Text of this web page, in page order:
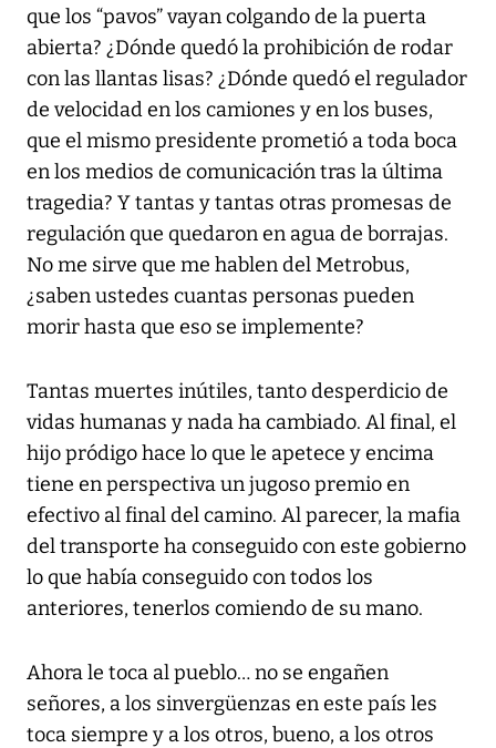
que los “pavos” vayan colgando de la puerta
abierta? ¿Dónde quedó la prohibición de rodar
con las llantas lisas? ¿Dónde quedó el regulador
de velocidad en los camiones y en los buses,
que el mismo presidente prometió a toda boca
en los medios de comunicación tras la última
tragedia? Y tantas y tantas otras promesas de
regulación que quedaron en agua de borrajas.
No me sirve que me hablen del Metrobus,
¿saben ustedes cuantas personas pueden
morir hasta que eso se implemente?
Tantas muertes inútiles, tanto desperdicio de
vidas humanas y nada ha cambiado. Al final, el
hijo pródigo hace lo que le apetece y encima
tiene en perspectiva un jugoso premio en
efectivo al final del camino. Al parecer, la mafia
del transporte ha conseguido con este gobierno
lo que había conseguido con todos los
anteriores, tenerlos comiendo de su mano.
Ahora le toca al pueblo… no se engañen
señores, a los sinvergüenzas en este país les
toca siempre y a los otros, bueno, a los otros